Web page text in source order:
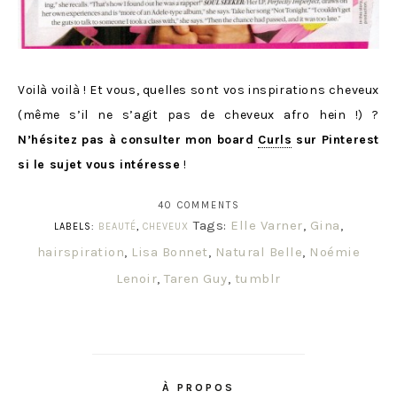
Voilà voilà ! Et vous, quelles sont vos inspirations cheveux
(même s’il ne s’agit pas de cheveux afro hein !) ?
N’hésitez pas à consulter mon board Curls sur Pinterest
si le sujet vous intéresse !
40 COMMENTS
LABELS:
BEAUTÉ, CHEVEUX Tags: Elle Varner, Gina,
hairspiration, Lisa Bonnet, Natural Belle, Noémie
Lenoir,Taren Guy, tumblr
À PROPOS